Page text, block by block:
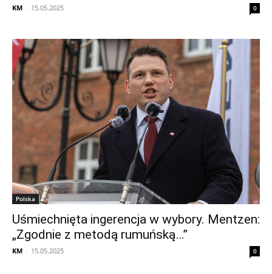
KM - 15.05.2025 0
Polska
Uśmiechnięta ingerencja w wybory. Mentzen:
„Zgodnie z metodą rumuńską…”
KM - 15.05.2025 0